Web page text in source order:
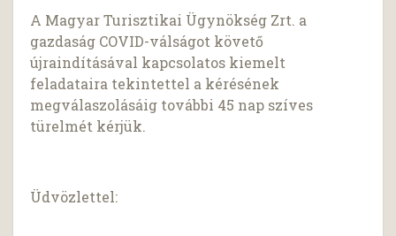
A Magyar Turisztikai Ügynökség Zrt. a
gazdaság COVID-válságot követő
újraindításával kapcsolatos kiemelt
feladataira tekintettel a kérésének
megválaszolásáig további 45 nap szíves
türelmét kérjük.
Üdvözlettel: